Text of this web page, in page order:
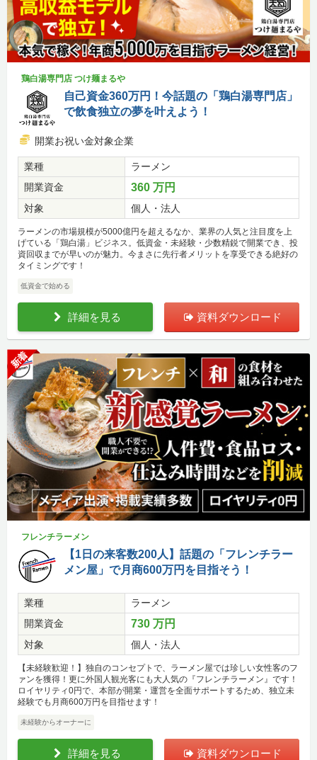
鶏白湯専門店 つけ麺まるや
自己資金360万円！今話題の「鶏白湯専門店」
で飲食独立の夢を叶えよう！
開業お祝い金対象企業
業種
ラーメン
開業資金
360 万円
対象 個人・法人
ラーメンの市場規模が5000億円を超えるなか、業界の人気と注目度を上
げている「鶏白湯」ビジネス。低資金・未経験・少数精鋭で開業でき、投
資回収までが早いのが魅力。今まさに先行者メリットを享受できる絶好の
タイミングです！
低資金で始める
詳細を見る 資料ダウンロード
新着
フレンチラーメン
【1日の来客数200人】話題の「フレンチラー
メン屋」で月商600万円を目指そう！
業種
ラーメン
開業資金
730 万円
対象 個人・法人
【未経験歓迎！】独自のコンセプトで、ラーメン屋では珍しい女性客のフ
ァンを獲得！更に外国人観光客にも大人気の『フレンチラーメン』です！
ロイヤリティ0円で、本部が開業・運営を全面サポートするため、独立未
経験でも月商600万円を目指せます！
未経験からオーナーに
詳細を見る 資料ダウンロード